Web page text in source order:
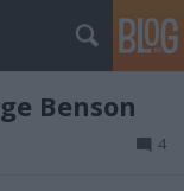
Benson
4